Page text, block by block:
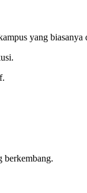
yang
berkembang.